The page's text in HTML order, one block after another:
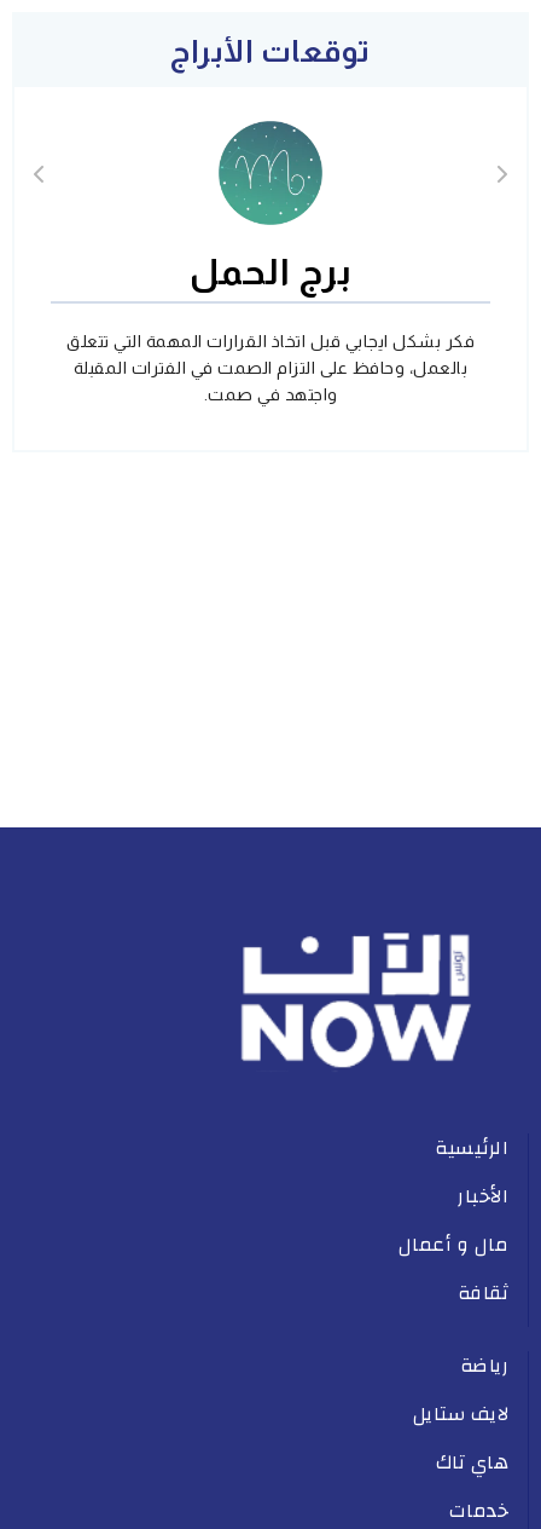
توقعات الأبراج
برج الحمل
فكر بشكل ايجابي قبل اتخاذ القرارات المهمة التي تتعلق
بالعمل، وحافظ على التزام الصمت في الفترات المقبلة
واجتهد في صمت.
الرئيسية
الأخبار
مال و أعمال
ثقافة
رياضة
لايف ستايل
هاي تاك
خدمات